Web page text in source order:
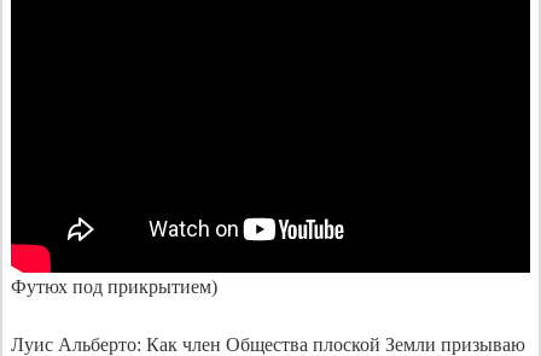
Футюх под прикрытием)
Луис Альберто: Как член Общества плоской Земли призываю